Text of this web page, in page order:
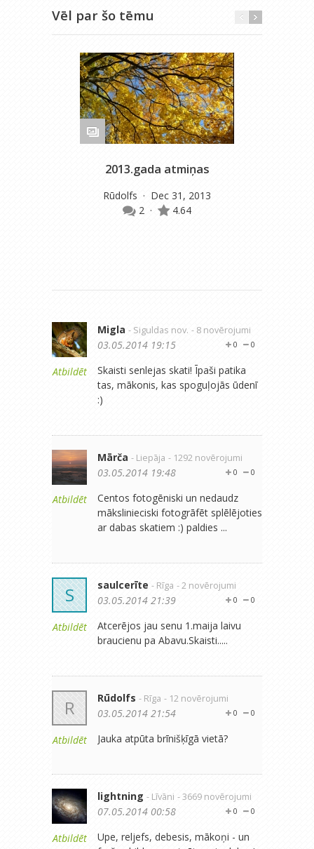
Vēl par šo tēmu
2013.gada atmiņas
Rūdolfs · Dec 31, 2013
2 · 4.64
Atbildēt
Migla - Siguldas nov. - 8 novērojumi
0
0
03.05.2014 19:15
Skaisti senlejas skati! Īpaši patika
tas, mākonis, kas spoguļojās ūdenī
:)
Atbildēt
Mārča - Liepāja - 1292 novērojumi
0
0
03.05.2014 19:48
Centos fotogēniski un nedaudz
mākslinieciski fotogrāfēt splēlējoties
ar dabas skatiem :) paldies ...
S
Atbildēt
saulcerīte - Rīga - 2 novērojumi
0
0
03.05.2014 21:39
Atcerējos jau senu 1.maija laivu
braucienu pa Abavu.Skaisti.....
R
Atbildēt
Rūdolfs - Rīga - 12 novērojumi
0
0
03.05.2014 21:54
Jauka atpūta brīnišķīgā vietā?
Atbildēt
lightning - Līvāni - 3669 novērojumi
0
0
07.05.2014 00:58
Upe, reljefs, debesis, mākoņi - un